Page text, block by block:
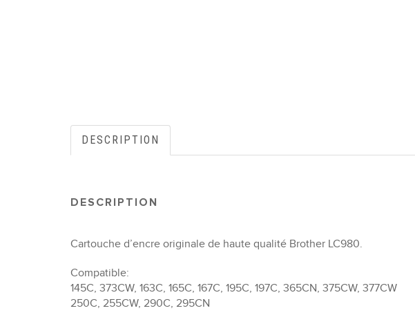
DESCRIPTION
DESCRIPTION
Cartouche d’encre originale de haute qualité Brother LC980.
Compatible:
145C, 373CW, 163C, 165C, 167C, 195C, 197C, 365CN, 375CW, 377CW
250C, 255CW, 290C, 295CN